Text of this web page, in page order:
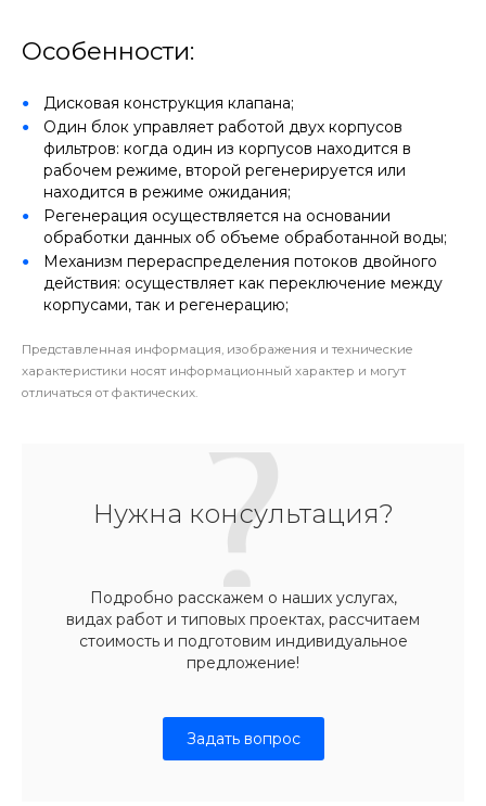
Особенности:
Дисковая конструкция клапана;
Один блок управляет работой двух корпусов
фильтров: когда один из корпусов находится в
рабочем режиме, второй регенерируется или
находится в режиме ожидания;
Регенерация осуществляется на основании
обработки данных об объеме обработанной воды;
Механизм перераспределения потоков двойного
действия: осуществляет как переключение между
корпусами, так и регенерацию;
Представленная информация, изображения и технические
характеристики носят информационный характер и могут
отличаться от фактических.
Нужна консультация?
Подробно расскажем о наших услугах,
видах работ и типовых проектах, рассчитаем
стоимость и подготовим индивидуальное
предложение!
Задать вопрос